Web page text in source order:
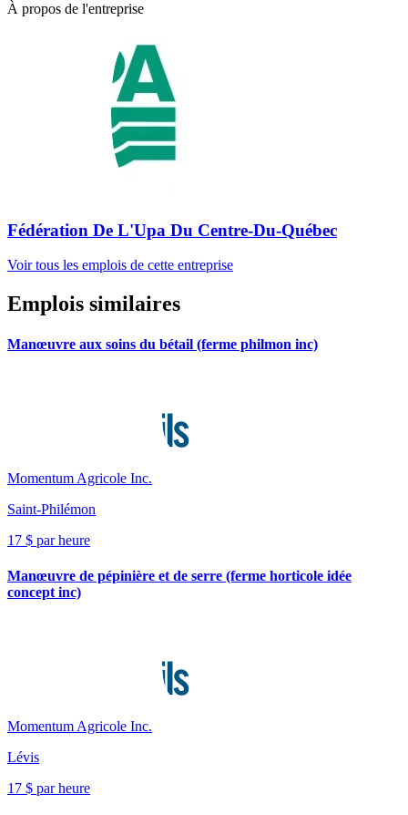
À propos de l'entreprise
Fédération De L'Upa Du Centre-Du-Québec
Voir tous les emplois de cette entreprise
Emplois similaires
Manœuvre aux soins du bétail (ferme philmon inc)
Momentum Agricole Inc.
Saint-Philémon
17 $ par heure
Manœuvre de pépinière et de serre (ferme horticole idée
concept inc)
Momentum Agricole Inc.
Lévis
17 $ par heure